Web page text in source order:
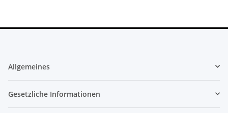
Allgemeines
Gesetzliche Informationen